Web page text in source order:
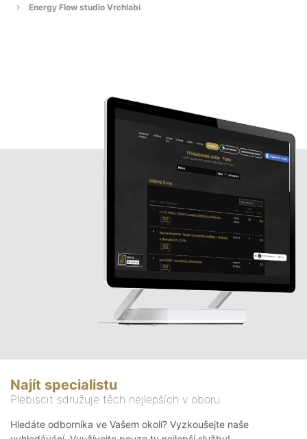
Energy Flow studio Vrchlabí
Najít specialistu
Plebiscit sdružuje těch nejlepších v oboru
Hledáte odborníka ve Vašem okolí? Vyzkoušejte naše